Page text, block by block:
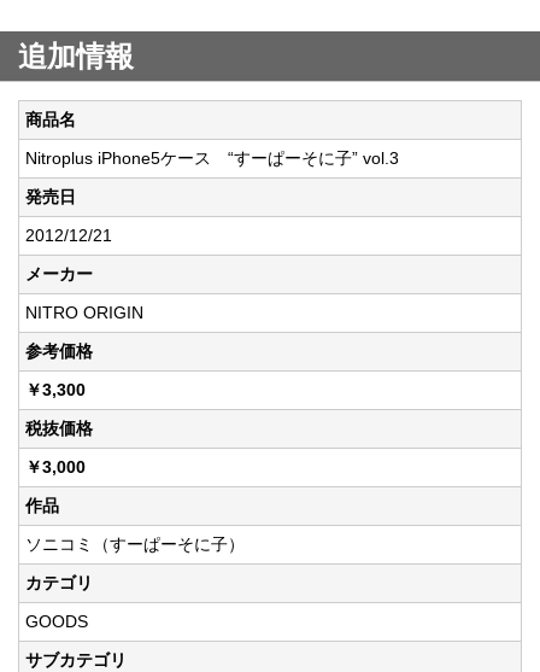
追加情報
商品名
Nitroplus iPhone5ケース “すーぱーそに子” vol.3
発売日
2012/12/21
メーカー
NITRO ORIGIN
参考価格
￥3,300
税抜価格
￥3,000
作品
ソニコミ（すーぱーそに子）
カテゴリ
GOODS
サブカテゴリ